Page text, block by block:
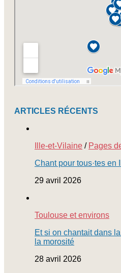
ARTICLES RÉCENTS
Ille-et-Vilaine / Pages
Chant pour tous·tes en
29 avril 2026
Toulouse et environs
Et si on chantait dans
la morosité
28 avril 2026